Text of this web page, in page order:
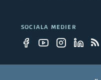
SOCIALA MEDIER